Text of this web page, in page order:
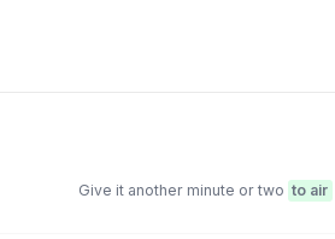
Give it another minute or two to air